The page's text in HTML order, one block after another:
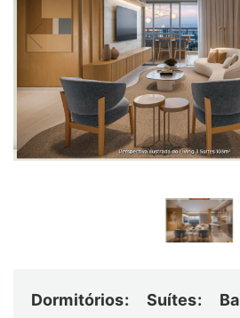
Dormitórios: Suítes: